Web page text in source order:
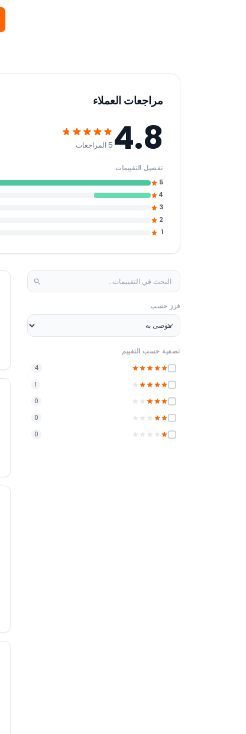
مراجعات العملاء
4.8 5 المراجعات
تفصيل التقييمات
5
4
3
2
1
فرز حسب
تصفية حسب التقييم
4
1
0
0
0